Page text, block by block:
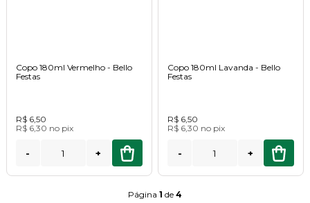
Copo 180ml Vermelho - Bello
Festas
R$ 6,50
R$ 6,30 no pix
- +
Copo 180ml Lavanda - Bello
Festas
R$ 6,50
R$ 6,30 no pix
- +
Página 1 de 4